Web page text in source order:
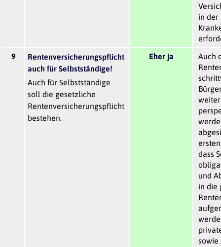
in der
9
Rentenversicherungspflicht
auch für Selbstständige!
Auch für Selbstständige
soll die gesetzliche
Rentenversicherungspflicht
bestehen.
Eher ja
Auch
dass
und
in die
sowie